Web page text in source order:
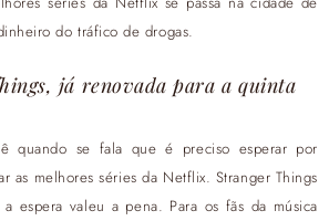
do tráfico de drogas.
já renovada para a quinta
quando se fala que é preciso esperar por
as melhores séries da Netflix. Stranger Things
espera valeu a pena. Para os fãs da música